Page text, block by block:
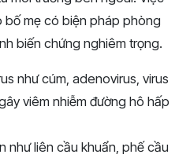
bố mẹ có biện pháp phòng
biến chứng nghiêm trọng.
như cúm, adenovirus, virus
viêm nhiễm đường hô hấp
như liên cầu khuẩn, phế cầu